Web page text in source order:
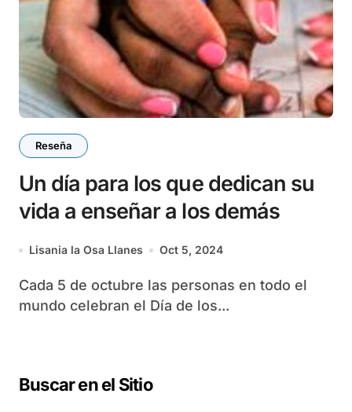
Reseña
Un día para los que dedican su
vida a enseñar a los demás
Lisania la Osa Llanes Oct 5, 2024
Cada 5 de octubre las personas en todo el
mundo celebran el Día de los...
Buscar en el Sitio